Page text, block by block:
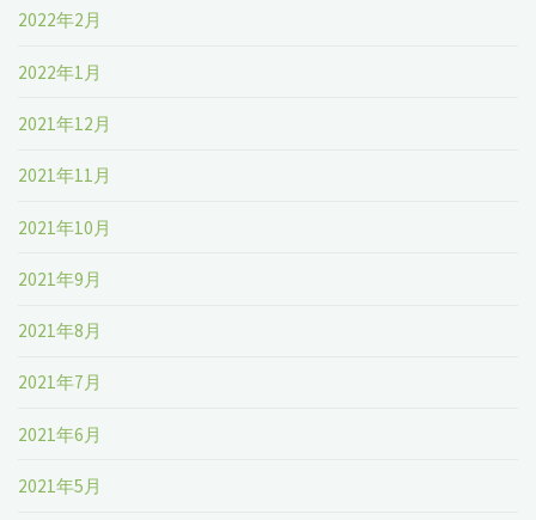
2022年2月
2022年1月
2021年12月
2021年11月
2021年10月
2021年9月
2021年8月
2021年7月
2021年6月
2021年5月